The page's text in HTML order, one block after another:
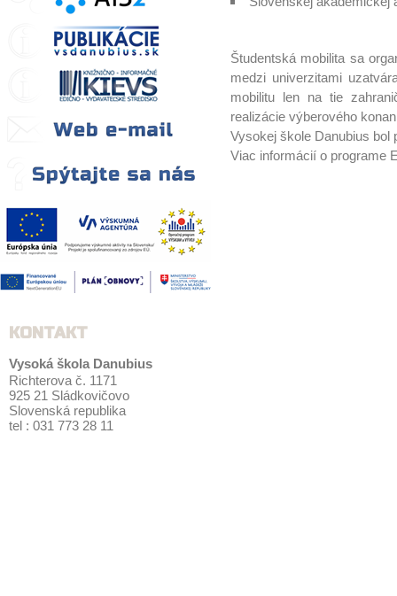
KONTAKT
Vysoká škola Danubius
Richterova č. 1171
925 21 Sládkovičovo
Slovenská republika
tel : 031 773 28 11
Študentská mobilita sa
medzi univerzitami
mobilitu len na tie
realizácie výberového
Vysokej škole Danubius
Viac informácií o programe